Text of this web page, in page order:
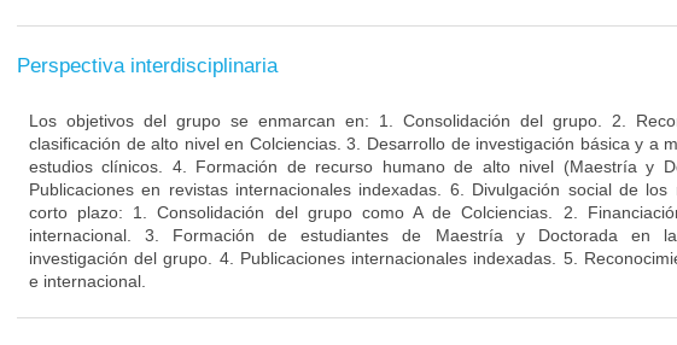
Perspectiva interdisciplinaria
Los objetivos del grupo se enmarcan en: 1. Consolidación del grupo. 2.
clasificación de alto nivel en Colciencias. 3. Desarrollo de investigación básica y a
estudios clínicos. 4. Formación de recurso humano de alto nivel (Maestría y
Publicaciones en revistas internacionales indexadas. 6. Divulgación social de los
corto plazo: 1. Consolidación del grupo como A de Colciencias. 2.
internacional. 3. Formación de estudiantes de Maestría y Doctorada en
investigación del grupo. 4. Publicaciones internacionales indexadas. 5.
e internacional.